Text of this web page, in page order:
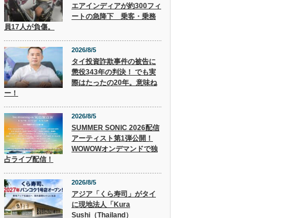
エアインディアが約300フィ
ートの急降下 乗客・乗務
員17人が負傷。
2026/8/5
タイ投資詐欺事件の被告に
懲役343年の判決！ でも実
際はたったの20年。意味ね
ー！
2026/8/5
SUMMER SONIC 2026配信
アーティスト第1弾公開！
WOWOWオンデマンドで独
占ライブ配信！
2026/8/5
アジア「くら寿司」がタイ
に現地法人「Kura
Sushi（Thailand）